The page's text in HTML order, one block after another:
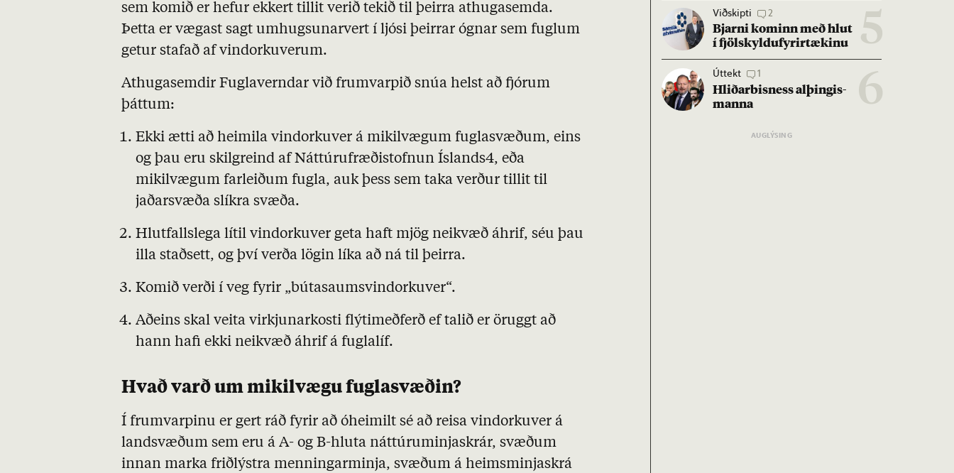
sem komið er hefur ekkert tillit verið tekið til þeirra athugasemda.
Þetta er vægast sagt umhugsunarvert í ljósi þeirrar ógnar sem fuglum
getur stafað af vindorkuverum.
Athugasemdir Fuglaverndar við frumvarpið snúa helst að fjórum
þáttum:
Ekki ætti að heimila vindorkuver á mikilvægum fuglasvæðum, eins
og þau eru skilgreind af Náttúrufræðistofnun Íslands4, eða
mikilvægum farleiðum fugla, auk þess sem taka verður tillit til
jaðarsvæða slíkra svæða.
Hlutfallslega lítil vindorkuver geta haft mjög neikvæð áhrif, séu þau
illa staðsett, og því verða lögin líka að ná til þeirra.
Komið verði í veg fyrir „bútasaumsvindorkuver“.
Aðeins skal veita virkjunarkosti flýtimeðferð ef talið er öruggt að
hann hafi ekki neikvæð áhrif á fuglalíf.
Hvað varð um mikilvægu fuglasvæðin?
Í frumvarpinu er gert ráð fyrir að óheimilt sé að reisa vindorkuver á
landsvæðum sem eru áA- ogB-hluta náttúruminjaskrár, svæðum
innan marka friðlýstra menningarminja, svæðum á heimsminjaskrá
5
Viðskipti 2
Bjarni kom­inn með hlut
í fjöl­skyldu­fyr­ir­tæk­inu
6
Úttekt 1
Hlið­ar­bis­ness al­þing­is­
manna